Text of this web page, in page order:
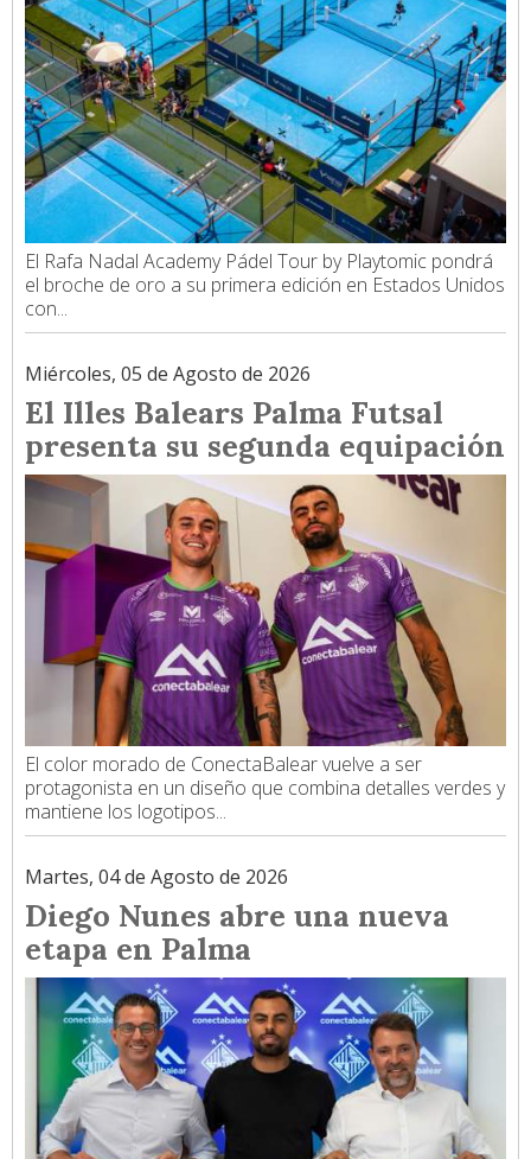
El Rafa Nadal Academy Pádel Tour by Playtomic pondrá
el broche de oro a su primera edición en Estados Unidos
con...
Miércoles, 05 de Agosto de 2026
El Illes Balears Palma Futsal
presenta su segunda equipación
El color morado de ConectaBalear vuelve a ser
protagonista en un diseño que combina detalles verdes y
mantiene los logotipos...
Martes, 04 de Agosto de 2026
Diego Nunes abre una nueva
etapa en Palma